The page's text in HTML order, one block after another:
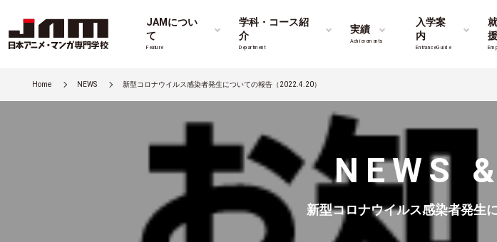
JAMについ
て
Feature
学科・コース紹
介
Department
実績
Achievements
入学案
内
Entrance Guide
援
Home NEWS 新型コロナウイルス感染者発生についての報告（2022.4.20）
NEWS
新型コロナウイルス感染者発生